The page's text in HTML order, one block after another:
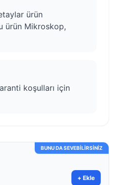
ürün
ürün Mikroskop,
koşulları için
BUNU DA SEVEBİLİRSİNİZ
+ Ekle